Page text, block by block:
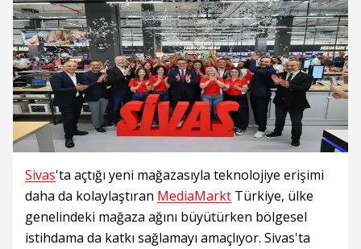
Sivas'ta açtığı yeni mağazasıyla teknolojiye erişimi
daha da kolaylaştıran MediaMarkt Türkiye, ülke
genelindeki mağaza ağını büyütürken bölgesel
istihdama da katkı sağlamayı amaçlıyor. Sivas'ta